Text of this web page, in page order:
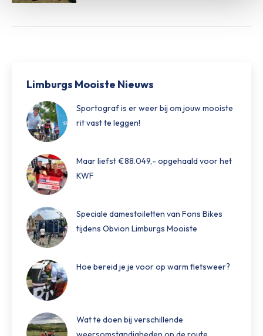
Limburgs Mooiste Nieuws
Sportograf is er weer bij om jouw mooiste
rit vast te leggen!
Maar liefst €88.049,- opgehaald voor het
KWF
Speciale damestoiletten van Fons Bikes
tijdens Obvion Limburgs Mooiste
Hoe bereid je je voor op warm fietsweer?
Wat te doen bij verschillende